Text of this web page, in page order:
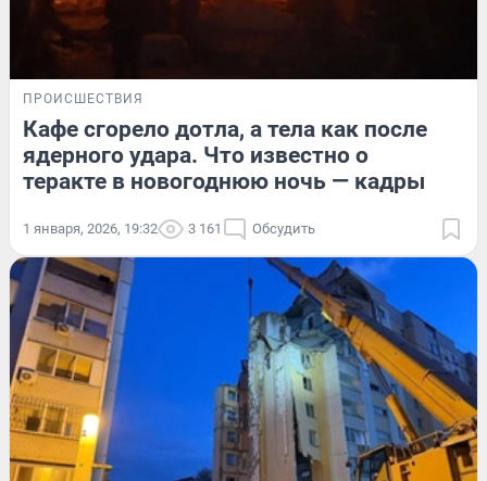
ПРОИСШЕСТВИЯ
Кафе сгорело дотла, а тела как после
ядерного удара. Что известно о
теракте в новогоднюю ночь — кадры
1 января, 2026, 19:32 3 161 Обсудить